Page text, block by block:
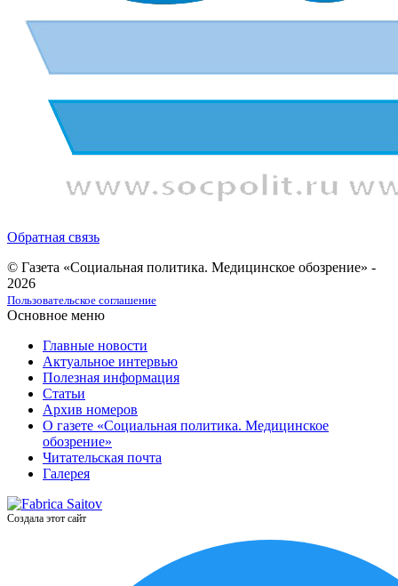
Обратная связь
© Газета «Социальная политика. Медицинское обозрение» -
2026
Пользовательское соглашение
Основное меню
Главные новости
Актуальное интервью
Полезная информация
Статьи
Архив номеров
О газете «Социальная политика. Медицинское
обозрение»
Читательская почта
Галерея
Создала этот сайт